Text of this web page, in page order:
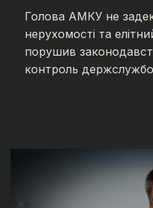
Голова АМКУ не
нерухомості та
порушив
контроль